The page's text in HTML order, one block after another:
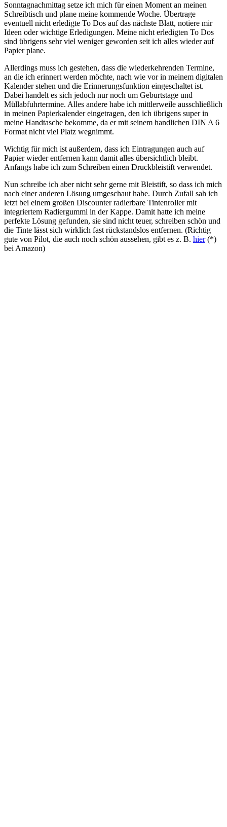
Sonntagnachmittag setze ich mich für einen Moment an meinen
Schreibtisch und plane meine kommende Woche. Übertrage
eventuell nicht erledigte To Dos auf das nächste Blatt, notiere mir
Ideen oder wichtige Erledigungen. Meine nicht erledigten To Dos
sind übrigens sehr viel weniger geworden seit ich alles wieder auf
Papier plane.
Allerdings muss ich gestehen, dass die wiederkehrenden Termine,
an die ich erinnert werden möchte, nach wie vor in meinem digitalen
Kalender stehen und die Erinnerungsfunktion eingeschaltet ist.
Dabei handelt es sich jedoch nur noch um Geburtstage und
Müllabfuhrtermine. Alles andere habe ich mittlerweile ausschließlich
in meinen Papierkalender eingetragen, den ich übrigens super in
meine Handtasche bekomme, da er mit seinem handlichen DIN A 6
Format nicht viel Platz wegnimmt.
Wichtig für mich ist außerdem, dass ich Eintragungen auch auf
Papier wieder entfernen kann damit alles übersichtlich bleibt.
Anfangs habe ich zum Schreiben einen Druckbleistift verwendet.
Nun schreibe ich aber nicht sehr gerne mit Bleistift, so dass ich mich
nach einer anderen Lösung umgeschaut habe. Durch Zufall sah ich
letzt bei einem großen Discounter radierbare Tintenroller mit
integriertem Radiergummi in der Kappe. Damit hatte ich meine
perfekte Lösung gefunden, sie sind nicht teuer, schreiben schön und
die Tinte lässt sich wirklich fast rückstandslos entfernen. (Richtig
gute von Pilot, die auch noch schön aussehen, gibt es z. B. hier(*)
bei Amazon)